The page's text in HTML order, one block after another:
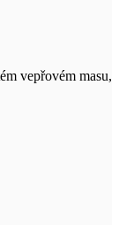
vepřovém masu,